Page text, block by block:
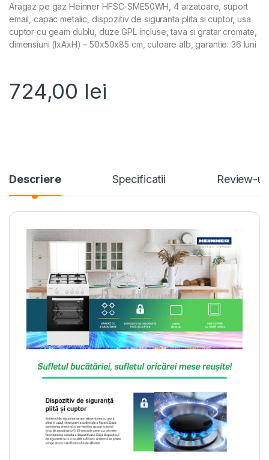
Aragaz pe gaz Heinner HFSC-SME50WH, 4 arzatoare, suport
email, capac metalic, dispozitiv de siguranta plita si cuptor, usa
cuptor cu geam dublu, duze GPL incluse, tava si gratar cromate,
dimensiuni (lxAxH) – 50x50x85 cm, culoare alb, garantie: 36 luni
724,00 lei
Descriere Specificatii Review-uri